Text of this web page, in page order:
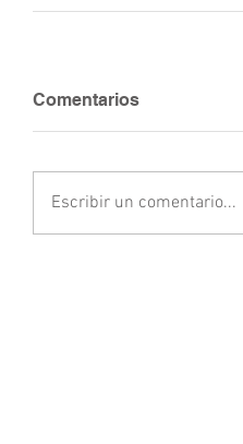
Comentarios
Escribir un comentario...